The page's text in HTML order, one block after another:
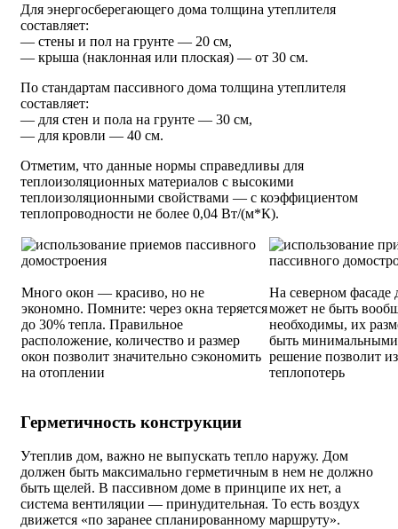
Для энергосберегающего дома толщина утеплителя
составляет:
— стены и пол на грунте — 20 см,
— крыша (наклонная или плоская) — от 30 см.
По стандартам пассивного дома толщина утеплителя
составляет:
— для стен и пола на грунте — 30 см,
— для кровли — 40 см.
Отметим, что данные нормы справедливы для
теплоизоляционных материалов с высокими
теплоизоляционными свойствами — с коэффициентом
теплопроводности не более 0,04 Вт/(м*К).
Много окон — красиво, но не
экономно. Помните: через окна теряется
до 30% тепла. Правильное
расположение, количество и размер
окон позволит значительно сэкономить
на отоплении
На северном фасаде
может не быть
необходимы, их
быть
решение позволит
теплопотерь
Герметичность конструкции
Утеплив дом, важно не выпускать тепло наружу. Дом
должен быть максимально герметичным в нем не должно
быть щелей. В пассивном доме в принципе их нет, а
система вентиляции — принудительная. То есть воздух
движется «по заранее спланированному маршруту».